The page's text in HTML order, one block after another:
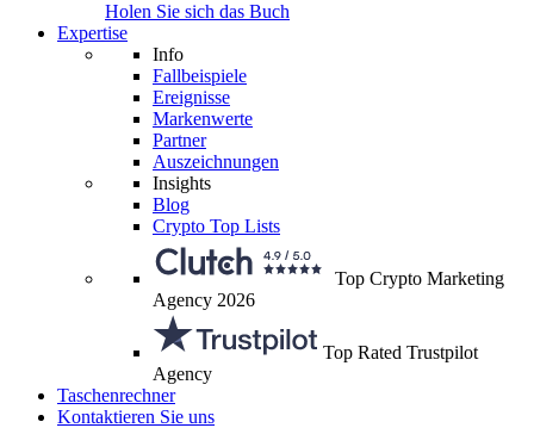
Holen Sie sich das Buch
Expertise
Info
Fallbeispiele
Ereignisse
Markenwerte
Partner
Auszeichnungen
Insights
Blog
Crypto Top Lists
Top Crypto Marketing
Agency 2026
Top Rated Trustpilot
Agency
Taschenrechner
Kontaktieren Sie uns